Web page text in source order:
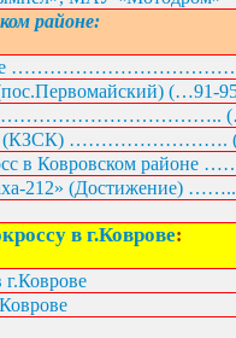
районе:
……………………………….
(пос.Первомайский)
………………………………..
(КЗСК) …………………….
в Ковровском районе
212» (Достижение)
в г.Коврове: